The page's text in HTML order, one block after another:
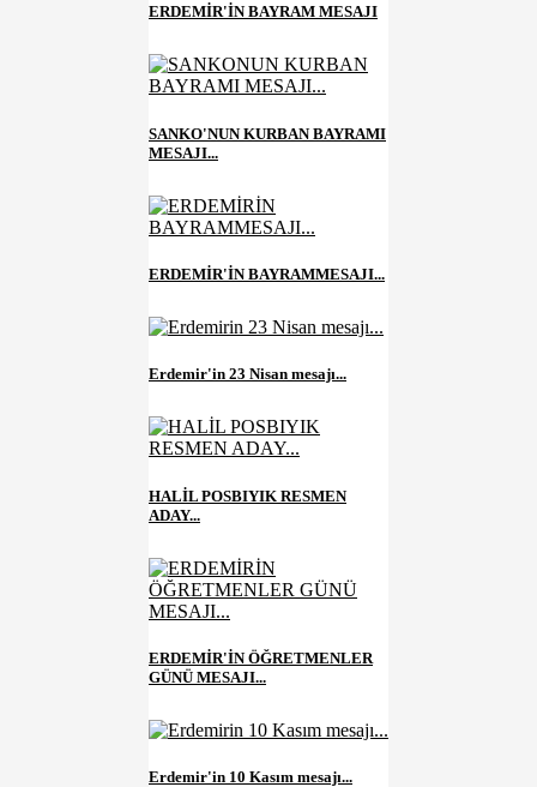
ERDEMİR'İN BAYRAM MESAJI
SANKO'NUN KURBAN BAYRAMI
MESAJI...
ERDEMİR'İN BAYRAMMESAJI...
Erdemir'in 23 Nisan mesajı...
HALİL POSBIYIK RESMEN
ADAY...
ERDEMİR'İN ÖĞRETMENLER
GÜNÜ MESAJI...
Erdemir'in 10 Kasım mesajı...